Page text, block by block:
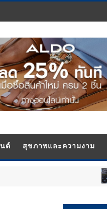
ต์ สุขภาพและความงาม
ประชาสัมพันธ์